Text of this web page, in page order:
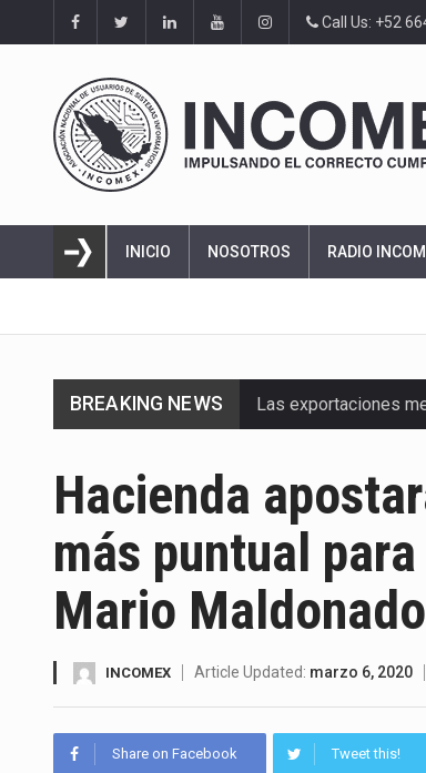
Call Us: +52
INICIO NOSOTROS RADIO
BREAKING NEWS Las exportaciones
La Coalition for a
Solo el 17.8 % de las
Ante la suspensión
Los créditos
La industria
La inversión fija
Hacienda
más puntual
Mario Maldonado
INCOMEX Article Updated: marzo 6, 2020
Share on Facebook Tweet this!